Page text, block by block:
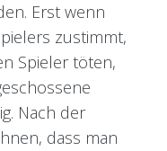
Erst wenn
zustimmt,
Spieler töten,
Nach der
dass man